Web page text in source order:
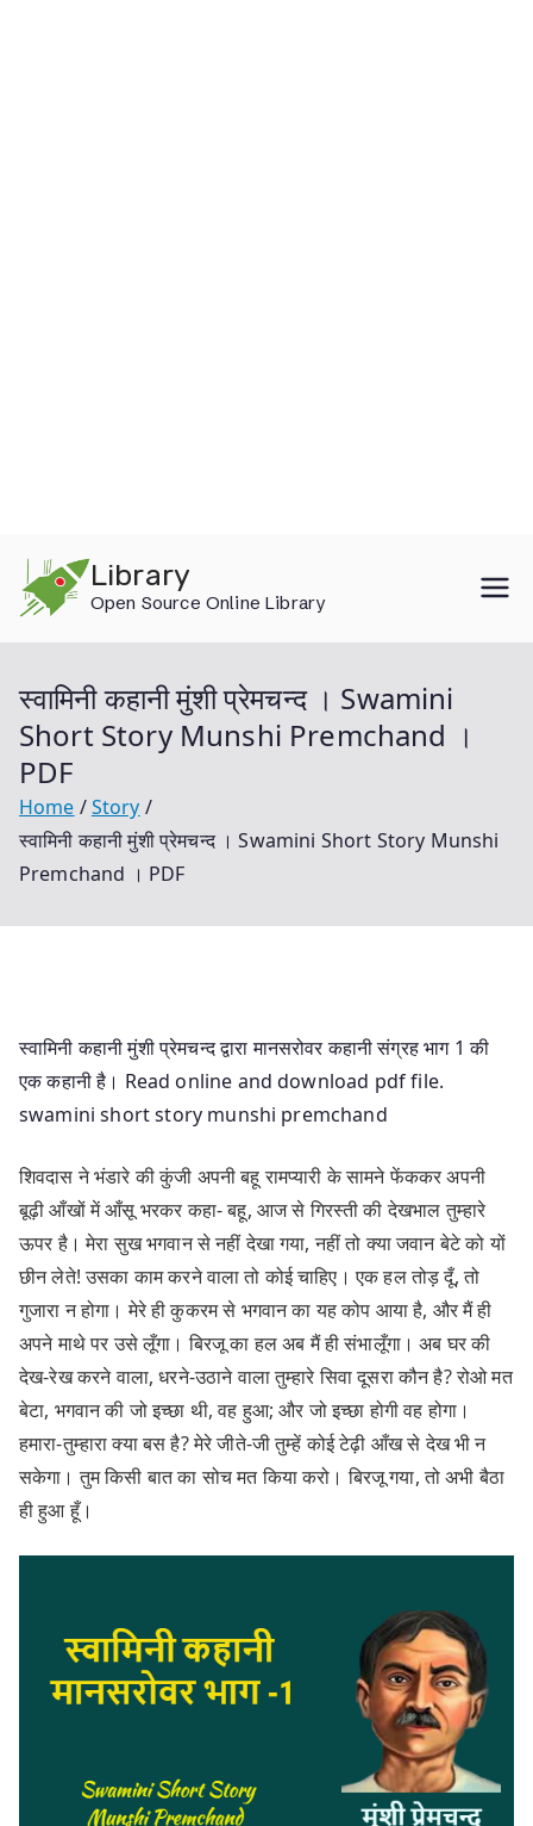
content
Library
Open Source Online Library
स्वामिनी कहानी मुंशी प्रेमचन्द । Swamini
Short Story Munshi Premchand ।
PDF
Home
Story
स्वामिनी कहानी मुंशी प्रेमचन्द । Swamini Short Story Munshi
Premchand । PDF
स्वामिनी कहानी मुंशी प्रेमचन्द द्वारा मानसरोवर कहानी संग्रह भाग 1 की
एक कहानी है। Read online and download pdf file.
swamini short story munshi premchand
शिवदास ने भंडारे की कुंजी अपनी बहू रामप्यारी के सामने फेंककर अपनी
बूढ़ी आँखों में आँसू भरकर कहा- बहू, आज से गिरस्ती की देखभाल तुम्हारे
ऊपर है। मेरा सुख भगवान से नहीं देखा गया, नहीं तो क्या जवान बेटे को यों
छीन लेते! उसका काम करने वाला तो कोई चाहिए। एक हल तोड़ दूँ, तो
गुजारा न होगा। मेरे ही कुकरम से भगवान का यह कोप आया है, और मैं ही
अपने माथे पर उसे लूँगा। बिरजू का हल अब मैं ही संभालूँगा। अब घर की
देख-रेख करने वाला, धरने-उठाने वाला तुम्हारे सिवा दूसरा कौन है? रोओ मत
बेटा, भगवान की जो इच्छा थी, वह हुआ; और जो इच्छा होगी वह होगा।
हमारा-तुम्हारा क्या बस है? मेरे जीते-जी तुम्हें कोई टेढ़ी आँख से देख भी न
सकेगा। तुम किसी बात का सोच मत किया करो। बिरजू गया, तो अभी बैठा
ही हुआ हूँ।